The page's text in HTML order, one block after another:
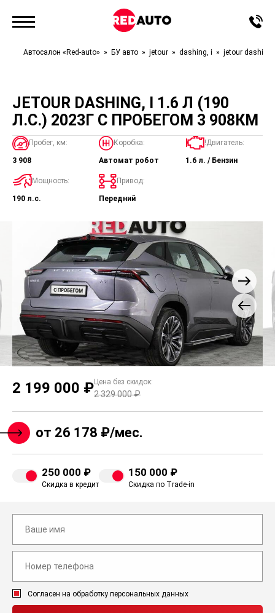
Автосалон «Red-auto» БУ авто jetour dashing, i jetour dashing,
JETOUR DASHING, I 1.6 Л (190
Л.С.) 2023Г С ПРОБЕГОМ 3 908КМ
Пробег, км:
3 908
Коробка:
Автомат робот
!Двигатель:
1.6 л. / Бензин
Мощность:
190 л.с.
Привод:
Передний
2 199 000 ₽Цена без скидок:
2 329 000 ₽
от 26 178 ₽/мес.
250 000 ₽
Скидка в кредит
150 000 ₽
Скидка по Trade-in
Согласен на обработку персональных данных